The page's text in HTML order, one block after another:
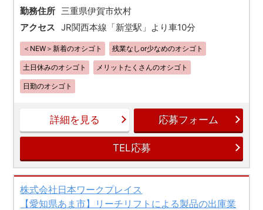
勤務住所 三重県伊賀市炊村
アクセス
JR関西本線「新堂駅」より車10分
＜NEW＞新着のオシゴト 残業なしor少なめのオシゴト
土日休みのオシゴト メリットたくさんのオシゴト
日勤のオシゴト
詳細を見る 応募フォーム
TEL応募
株式会社日本ワークプレイス
【愛知県あま市】リーチリフトによる製品の出庫業